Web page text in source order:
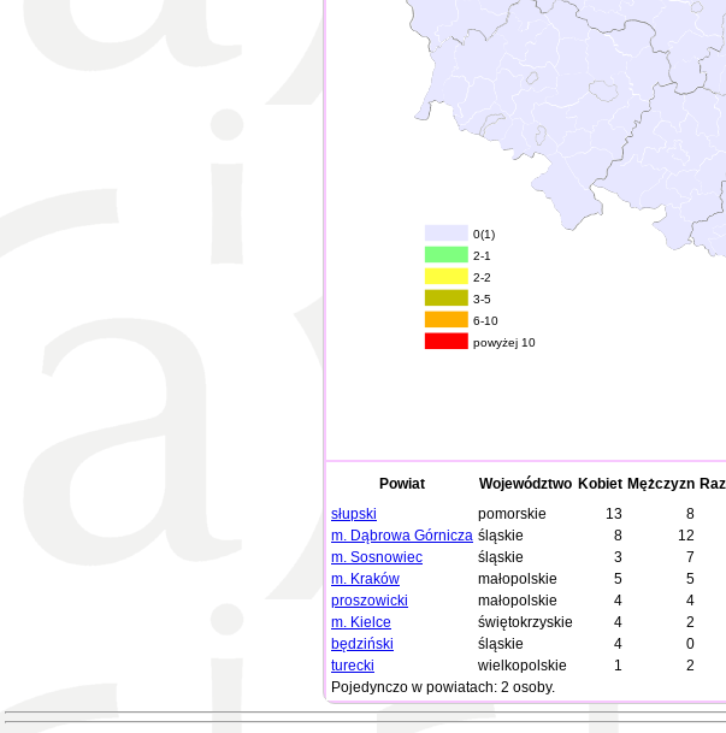
0(1)
2-1
2-2
3-5
6-10
powyżej 10
Powiat Województwo Kobiet Mężczyzn
słupski
pomorskie 13 8
m. Dąbrowa Górnicza śląskie 8 12
m. Sosnowiec
śląskie 3 7
m. Kraków
małopolskie 5 5
proszowicki
małopolskie 4 4
m. Kielce
świętokrzyskie 4 2
będziński
śląskie 4 0
turecki
wielkopolskie 1 2
Pojedynczo w powiatach: 2 osoby.